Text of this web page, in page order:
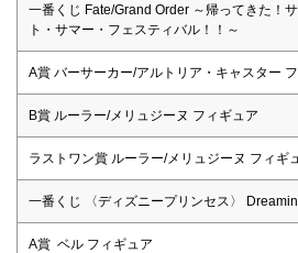
一番くじ Fate/Grand Order ～帰ってきた！
ト・サマー・フェスティバル！！～
A賞 バーサーカー/アルトリア・キャスター
B賞 ルーラー/メリュジーヌ フィギュア
ラストワン賞 ルーラー/メリュジーヌ フィギ
一番くじ 〈ディズニープリンセス〉
A賞 ベル フィギュア